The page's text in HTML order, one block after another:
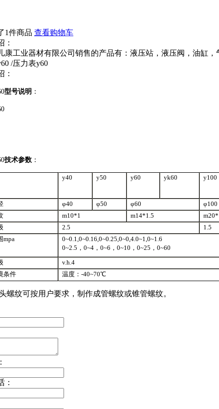
1件商品 查看购物车
：
康工业器材有限公司销售的产品有：液压站，液压阀，油缸
/压力表y60
：
型号说明 ：
技术参数 ：
y40 y50 y60 yk60 y100
φ40 φ50 φ60
φ100
m10*1 m14*1.5
2.5
1.5
mpa
0~0.1,0~0.16,0~0.25,0~0,4.0~1,0~1.6
0~2.5，0~4，0~6，0~10，0~25，0~60
v.h.4
条件
温度：-40~70℃
螺纹可按用户要求，制作成管螺纹或锥管螺纹。
：